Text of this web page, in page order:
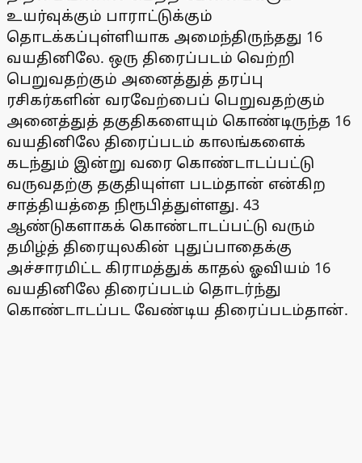
உயர்வுக்கும் பாராட்டுக்கும்
தொடக்கப்புள்ளியாக அமைந்திருந்தது 16
வயதினிலே. ஒரு திரைப்படம் வெற்றி
பெறுவதற்கும் அனைத்துத் தரப்பு
ரசிகர்களின் வரவேற்பைப் பெறுவதற்கும்
அனைத்துத் தகுதிகளையும் கொண்டிருந்த 16
வயதினிலே திரைப்படம் காலங்களைக்
கடந்தும் இன்று வரை கொண்டாடப்பட்டு
வருவதற்கு தகுதியுள்ள படம்தான் என்கிற
சாத்தியத்தை நிரூபித்துள்ளது. 43
ஆண்டுகளாகக் கொண்டாடப்பட்டு வரும்
தமிழ்த் திரையுலகின் புதுப்பாதைக்கு
அச்சாரமிட்ட கிராமத்துக் காதல் ஓவியம் 16
வயதினிலே திரைப்படம் தொடர்ந்து
கொண்டாடப்பட வேண்டிய திரைப்படம்தான்.